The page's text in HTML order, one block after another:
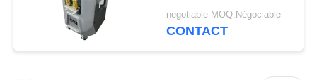
automatique de
machine réfrigérante
negotiable MOQ:Négociable
CONTACT